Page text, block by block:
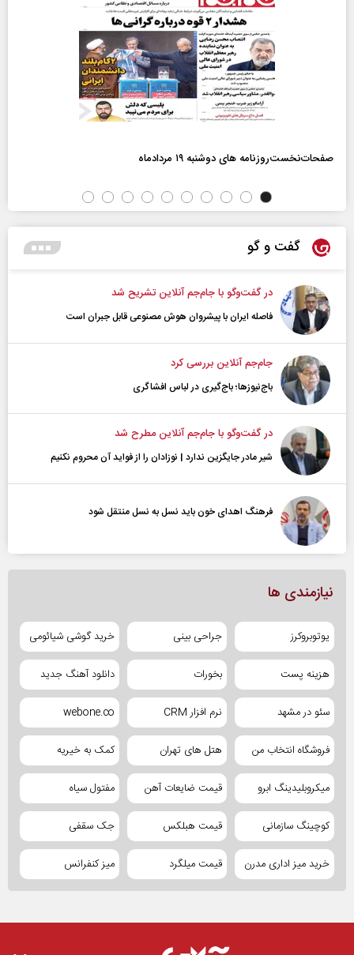
صفحات‌نخست‌روزنامه ها‌ی دوشنبه ۱۹ مردادماه
گفت و گو
در گفت‌و‌گو با جام‌جم آنلاین تشریح شد
فاصله ایران با پیشرو‌ان هوش مصنوعی قابل جبران است
جام‌جم آنلاین بررسی کرد
باج‌نیوزها؛ باج‌گیری در لباس افشاگری
در گفت‌و‌گو با جام‌جم آنلاین مطرح شد
شیر مادر جایگزین ندارد | نوزادان را از فواید آن محروم نکنیم
فرهنگ اهدای خون باید نسل به نسل منتقل شود
نیازمندی ها
یوتوبروکرز جراحی بینی خرید گوشی شیائومی
هزینه پست بخورات دانلود آهنگ جدید
سئو در مشهد نرم افزار CRM webone.co
فروشگاه انتخاب من هتل های تهران کمک به خیریه
میکروبلیدینگ ابرو قیمت ضایعات آهن مفتول سیاه
کوچینگ سازمانی قیمت هبلکس جک سقفی
خرید میز اداری مدرن قیمت میلگرد میز کنفرانس